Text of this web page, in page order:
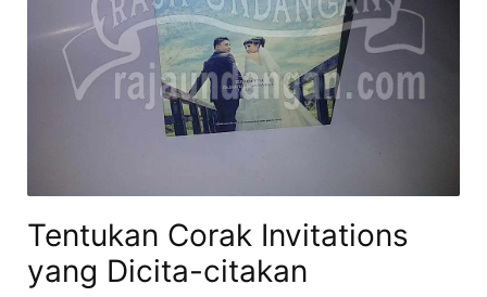
Tentukan Corak Invitations
yang Dicita-citakan